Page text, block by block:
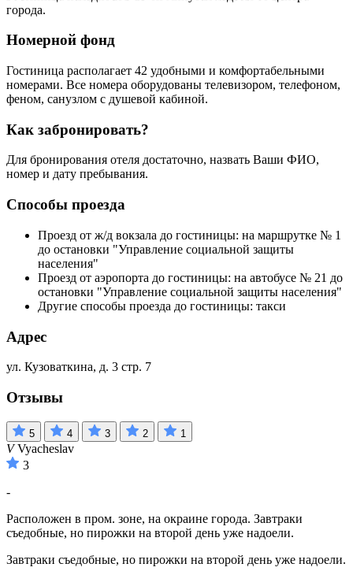
города.
Номерной фонд
Гостиница располагает 42 удобными и комфортабельными
номерами. Все номера оборудованы телевизором, телефоном,
феном, санузлом с душевой кабиной.
Как забронировать?
Для бронирования отеля достаточно, назвать Ваши ФИО,
номер и дату пребывания.
Способы проезда
Проезд от ж/д вокзала до гостиницы: на маршрутке № 1
до остановки "Управление социальной защиты
населения"
Проезд от аэропорта до гостиницы: на автобусе № 21 до
остановки "Управление социальной защиты населения"
Другие способы проезда до гостиницы: такси
Адрес
ул. Кузоваткина, д. 3 стр. 7
Отзывы
5 4 3 2 1
VVyacheslav
3
-
Расположен в пром. зоне, на окраине города. Завтраки
съедобные, но пирожки на второй день уже надоели.
Завтраки съедобные, но пирожки на второй день уже надоели.